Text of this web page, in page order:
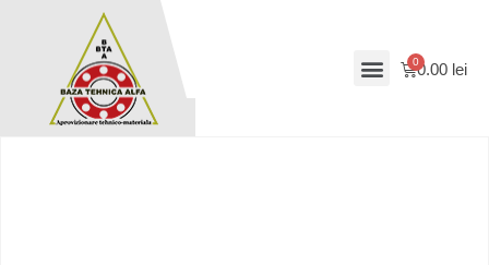
0.00 lei